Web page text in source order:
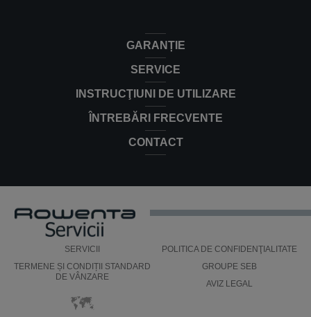
GARANȚIE
SERVICE
INSTRUCŢIUNI DE UTILIZARE
ÎNTREBĂRI FRECVENTE
CONTACT
SERVICII
POLITICA DE CONFIDENŢIALITATE
TERMENE ȘI CONDIȚII STANDARD
DE VÂNZARE
GROUPE SEB
AVIZ LEGAL